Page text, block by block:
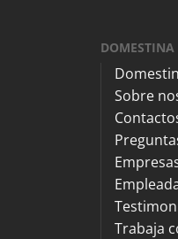
DOMESTINA
Sobre
Trabaja